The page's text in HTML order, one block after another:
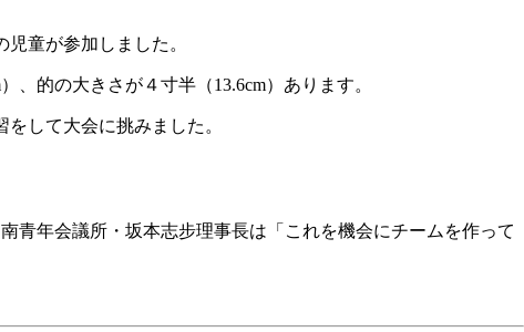
童が参加しました。
的の大きさが４寸半（13.6cm）あります。
して大会に挑みました。
年会議所・坂本志步理事長は「これを機会にチームを作って